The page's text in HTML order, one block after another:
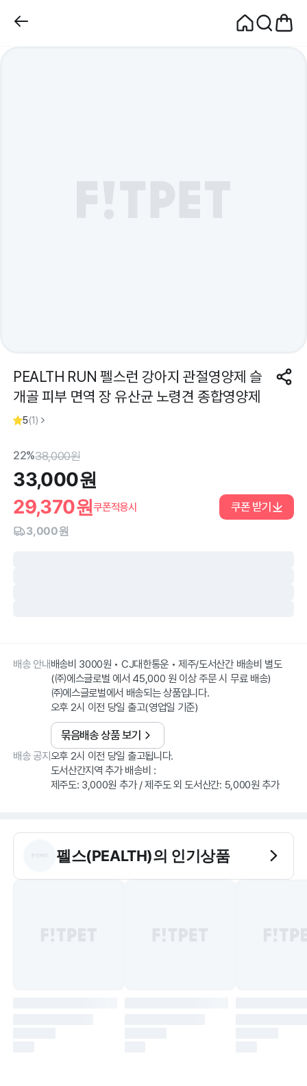
PEALTH RUN 펠스런 강아지 관절영양제 슬
개골 피부 면역 장 유산균 노령견 종합영양제
5(1)
22%38,000원
33,000원
29,370원쿠폰적용시 쿠폰 받기
3,000원
배송 안내배송비 3000원 • CJ대한통운 • 제주/도서산간 배송비 별도
(㈜에스글로벌 에서 45,000 원 이상 주문 시 무료 배송)
㈜에스글로벌에서 배송되는 상품입니다.
오후 2시 이전 당일 출고(영업일 기준)
묶음배송 상품 보기
배송 공지 오후 2시 이전 당일 출고됩니다.
도서산간지역 추가 배송비 :
제주도: 3,000원 추가 / 제주도 외 도서산간: 5,000원 추가
펠스(PEALTH)의 인기상품